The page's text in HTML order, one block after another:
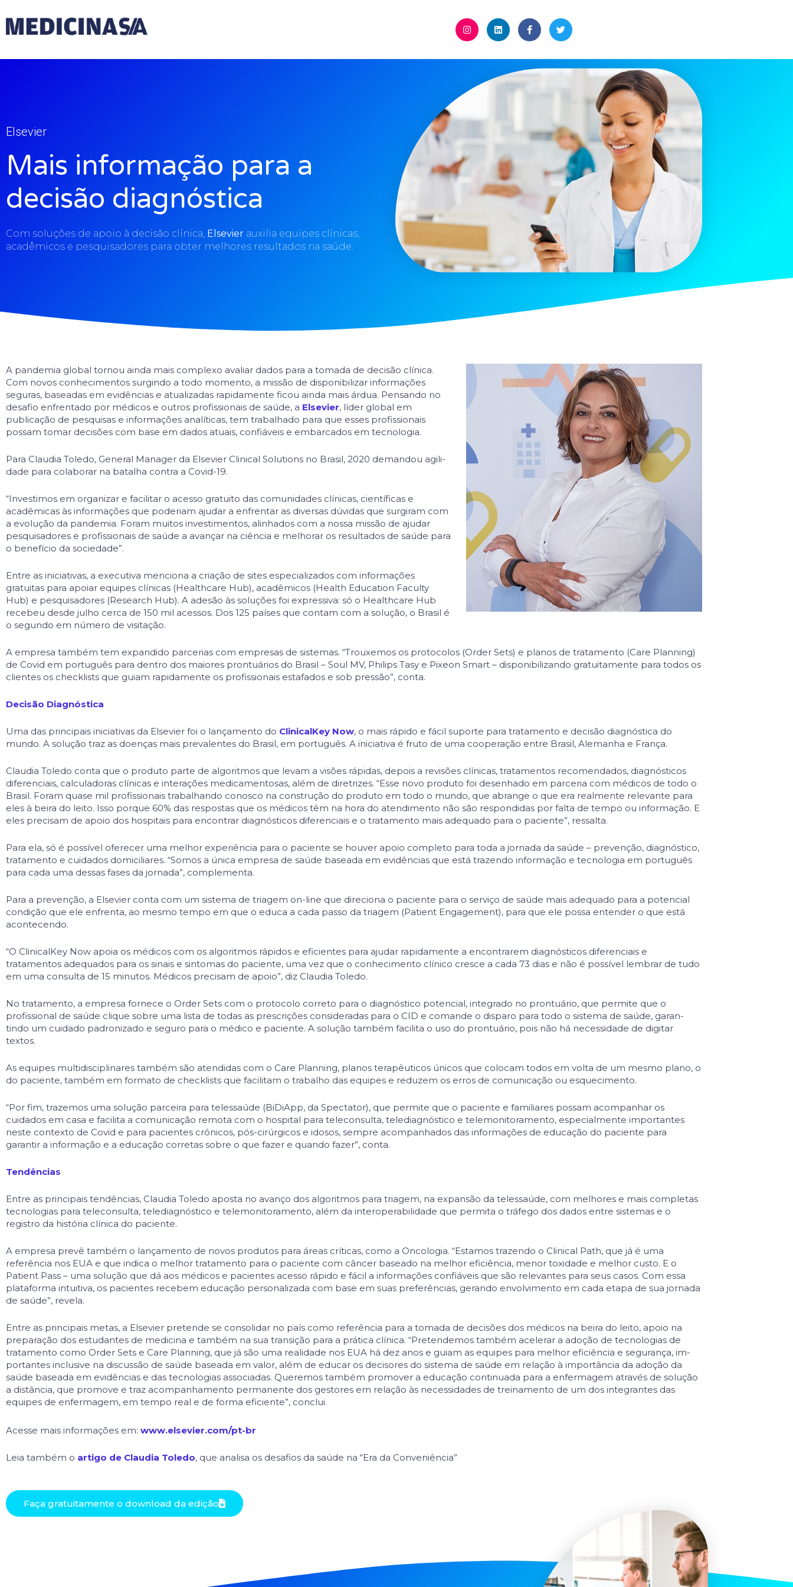
Elsevier
Mais informação para a
decisão diagnóstica
Com soluções de apoio à decisão clínica, Elsevier auxilia equipes clínicas,
acadêmicos e pesquisadores para obter melhores resultados na saúde.
A pandemia global tornou ainda mais complexo avaliar dados para a tomada de decisão clí­nica.
Com novos conhecimentos surgindo a todo momento, a missão de disponibilizar informa­ções
seguras, baseadas em evidências e atualizadas rapidamente ficou ainda mais árdua. Pensando no
desafio enfrentado por médicos e outros profissionais de saúde, a Elsevier, líder global em
publicação de pesquisas e informações analíticas, tem trabalhado para que esses profissionais
possam tomar decisões com base em dados atuais, confiáveis e embarcados em tecnologia.
Para Claudia Toledo, General Manager da Elsevier Clinical Solutions no Brasil, 2020 demandou agili­
dade para colaborar na batalha contra a Covid-19.
“Investimos em organizar e facilitar o acesso gratuito das comunidades clínicas, científicas e
acadêmicas às informações que poderiam ajudar a enfrentar as diversas dúvidas que surgiram com
a evolução da pandemia. Foram muitos investimentos, alinhados com a nossa missão de ajudar
pesquisadores e profissio­nais de saúde a avançar na ciência e melhorar os resultados de saúde para
o benefício da sociedade”.
Entre as iniciativas, a executiva menciona a criação de sites especializados com infor­mações
gratuitas para apoiar equipes clínicas (Healthcare Hub), acadêmicos (Health Educa­tion Faculty
Hub) e pesquisadores (Research Hub). A adesão às soluções foi expressiva: só o Healthcare Hub
recebeu desde julho cerca de 150 mil acessos. Dos 125 países que contam com a solução, o Brasil é
o segundo em número de visitação.
A empresa também tem expandido parce­rias com empresas de sistemas. “Trouxemos os protocolos (Order Sets) e planos de tratamento (Care Planning)
de Covid em português para dentro dos maiores prontuários do Brasil – Soul MV, Philips Tasy e Pixeon Smart – disponibili­zando gratuitamente para todos os
clientes os checklists que guiam rapidamente os profis­sionais estafados e sob pressão”, conta.
Decisão Diagnóstica
Uma das principais iniciativas da Elsevier foi o lançamento do ClinicalKey Now, o mais rápido e fácil suporte para tratamento e de­cisão diagnóstica do
mundo. A solução traz as doenças mais prevalentes do Brasil, em português. A iniciativa é fruto de uma cooperação entre Brasil, Alemanha e França.
Claudia Toledo conta que o pro­duto parte de algoritmos que le­vam a visões rápidas, depois a revisões clínicas, tratamentos recomendados, diagnósticos
diferenciais, calculadoras clí­nicas e interações medicamen­tosas, além de diretrizes. “Esse novo produto foi desenhado em parceria com médicos de todo o
Brasil. Foram quase mil profis­sionais trabalhando conosco na construção do produto em todo o mundo, que abrange o que era realmente relevante para
eles à beira do leito. Isso porque 60% das respostas que os médicos têm na hora do atendimento não são respondidas por falta de tempo ou informação. E
eles precisam de apoio dos hospitais para en­contrar diagnósticos diferenciais e o tratamento mais adequado para o paciente”, ressalta.
Para ela, só é possível oferecer uma melhor experiência para o paciente se houver apoio comple­to para toda a jornada da saúde – prevenção, diagnóstico,
tratamento e cuidados domiciliares. “Somos a única empresa de saúde baseada em evidências que está trazendo informação e tecnologia em português
para cada uma dessas fases da jornada”, complementa.
Para a prevenção, a Elsevier conta com um sistema de triagem on­-line que direciona o paciente para o serviço de saúde mais adequado para a potencial
condição que ele enfrenta, ao mesmo tempo em que o educa a cada passo da triagem (Patient Engagement), para que ele possa entender o que está
acontecendo.
“O ClinicalKey Now apoia os médicos com os algoritmos rápidos e eficientes para ajudar rapidamente a encontrarem diagnósticos diferenciais e
tratamentos adequados para os sinais e sintomas do paciente, uma vez que o conhecimento clínico cresce a cada 73 dias e não é possível lembrar de tudo
em uma consulta de 15 minutos. Médicos precisam de apoio”, diz Claudia Toledo.
No tratamento, a empresa fornece o Order Sets com o protocolo correto para o diagnóstico potencial, integrado no prontuário, que permite que o
profissional de saúde clique sobre uma lista de todas as prescrições consideradas para o CID e comande o disparo para todo o sistema de saúde, garan­
tindo um cuidado padronizado e seguro para o médico e paciente. A solução também facilita o uso do prontuário, pois não há necessidade de digitar
textos.
As equipes multidisciplinares também são atendidas com o Care Planning, planos tera­pêuticos únicos que colocam todos em volta de um mesmo plano, o
do paciente, também em formato de checklists que facilitam o trabalho das equipes e reduzem os erros de comu­nicação ou esquecimento.
“Por fim, trazemos uma solução parceira para telessaúde (BiDiApp, da Spectator), que permite que o paciente e familiares possam acom­panhar os
cuidados em casa e facilita a comunicação remota com o hospital para teleconsulta, telediagnóstico e telemonitoramento, especialmente importantes
neste contexto de Covid e para pacien­tes crônicos, pós-cirúrgicos e idosos, sempre acompanhados das informações de educação do paciente para
garantir a informação e a educação corretas sobre o que fazer e quando fazer”, conta.
Tendências
Entre as principais tendências, Claudia Toledo aposta no avanço dos algoritmos para triagem, na expansão da telessaúde, com melhores e mais com­pletas
tecnologias para teleconsulta, telediagnóstico e telemonitoramento, além da interoperabilidade que permita o tráfego dos dados entre sistemas e o
registro da história clínica do paciente.
A empresa prevê também o lançamento de novos produtos para áreas críticas, como a Oncologia. “Estamos trazendo o Clinical Path, que já é uma
referência nos EUA e que indica o melhor tratamento para o paciente com câncer baseado na melhor efi­ciência, menor toxidade e melhor custo. E o
Patient Pass – uma solução que dá aos médicos e pacientes acesso rápido e fácil a informações confiáveis que são relevantes para seus casos. Com essa
plata­forma intuitiva, os pacientes recebem educação personalizada com base em suas preferências, ge­rando envolvimento em cada etapa de sua jornada
de saúde”, revela.
Entre as principais metas, a Elsevier pretende se consolidar no país como referência para a tomada de decisões dos médicos na beira do leito, apoio na
preparação dos estudantes de medicina e também na sua transição para a prática clínica. “Pretende­mos também acelerar a adoção de tecnologias de
tratamento como Order Sets e Care Planning, que já são uma realidade nos EUA há dez anos e guiam as equipes para melhor eficiência e segurança, im­
portantes inclusive na discussão de saúde baseada em valor, além de educar os decisores do sistema de saúde em relação à importância da adoção da
saúde baseada em evidências e das tecnologias as­sociadas. Queremos também promover a educação continuada para a enfermagem através de solução
a distância, que promove e traz acompanhamento permanente dos gestores em relação às necessi­dades de treinamento de um dos integrantes das
equipes de enfermagem, em tempo real e de forma eficiente”, conclui.
Acesse mais informações em: www.elsevier.com/pt-br
Leia também o artigo de Claudia Toledo, que analisa os desafios da saúde na “Era da Conveniência”
Faça gratuitamente o download da edição